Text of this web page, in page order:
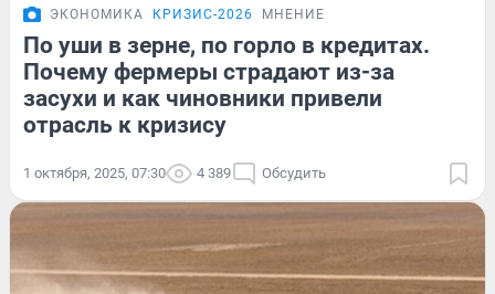
ЭКОНОМИКА КРИЗИС-2026 МНЕНИЕ
По уши в зерне, по горло в кредитах.
Почему фермеры страдают из-за
засухи и как чиновники привели
отрасль к кризису
1 октября, 2025, 07:30 4 389 Обсудить